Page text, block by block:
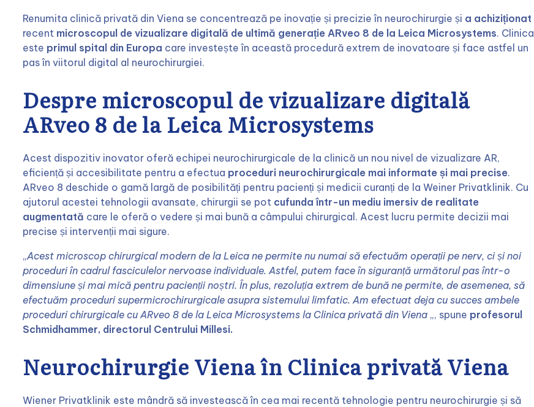
Renumita clinică privată din Viena se concentrează pe inovație și precizie în neurochirurgie și a achiziționat
recent microscopul de vizualizare digitală de ultimă generație ARveo 8 de la Leica Microsystems. Clinica
este primul spital din Europa care investește în această procedură extrem de inovatoare și face astfel un
pas în viitorul digital al neurochirurgiei.
Despre microscopul de vizualizare digitală
ARveo 8 de la Leica Microsystems
Acest dispozitiv inovator oferă echipei neurochirurgicale de la clinică un nou nivel de vizualizare AR,
eficiență și accesibilitate pentru a efectua proceduri neurochirurgicale mai informate și mai precise.
ARveo 8 deschide o gamă largă de posibilități pentru pacienți și medicii curanți de la Weiner Privatklinik. Cu
ajutorul acestei tehnologii avansate, chirurgii se pot cufunda într-un mediu imersiv de realitate
augmentată care le oferă o vedere și mai bună a câmpului chirurgical. Acest lucru permite decizii mai
precise și intervenții mai sigure.
„Acest microscop chirurgical modern de la Leica ne permite nu numai să efectuăm operații pe nerv, ci și noi
proceduri în cadrul fasciculelor nervoase individuale. Astfel, putem face în siguranță următorul pas într-o
dimensiune și mai mică pentru pacienții noștri. În plus, rezoluția extrem de bună ne permite, de asemenea, să
efectuăm proceduri supermicrochirurgicale asupra sistemului limfatic. Am efectuat deja cu succes ambele
proceduri chirurgicale cu ARveo 8 de la Leica Microsystems la Clinica privată din Viena „, spune profesorul
Schmidhammer, directorul Centrului Millesi.
Neurochirurgie Viena în Clinica privată Viena
Wiener Privatklinik este mândră să investească în cea mai recentă tehnologie pentru neurochirurgie și să